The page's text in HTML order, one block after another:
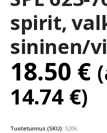
spirit,
sininen/
18.50 €
14.74 €)
Tuotetunnus (SKU): 5206